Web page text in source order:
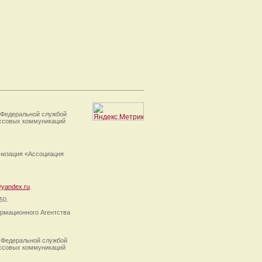
службой
коммуникаций
«Ассоциация
Агентства
службой
коммуникаций